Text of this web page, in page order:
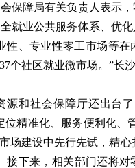
障局有关负责人表示，
就业公共服务体系、优
性、专业性零工市场等
个社区就业微市场。”长
和社会保障厅还出台了
位精准化、服务便利化、
场建设中先行先试，精
接下来，相关部门还将